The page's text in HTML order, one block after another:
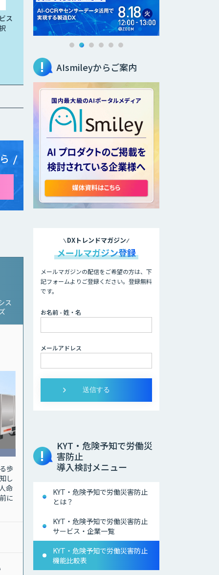
ス
ス
歩
し
命
に
AIsmileyからご案内
DXトレンドマガジン
メールマガジン登録
メールマガジンの配信をご希望の方は、下
記フォームよりご登録ください。登録無料
です。
お名前 - 姓・名
メールアドレス
KYT・危険予知で労働災
害防止
導入検討メニュー
KYT・危険予知で労働災害防止
とは？
KYT・危険予知で労働災害防止
サービス・企業一覧
KYT・危険予知で労働災害防止
機能比較表